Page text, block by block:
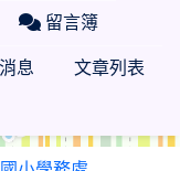
留言簿
息 文章列表